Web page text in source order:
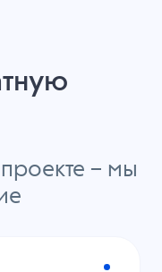
– мы